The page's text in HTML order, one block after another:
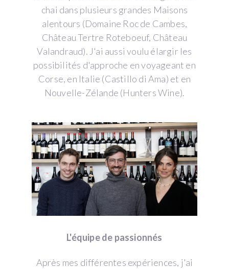
chai dans plusieurs grandes Maisons
alentours (Domaine Roc de Cambes,
Château Tertre Roteboeuf, Château
Valandraud). J'ai aussi voulu élargir les
possibilités d'approche en voyageant en
Corse, en Italie (Castillo di Ama) et en
Nouvelle-Zélande (Hunters Wine).
L'équipe de passionnés
Après mes différentes expériences, j'ai